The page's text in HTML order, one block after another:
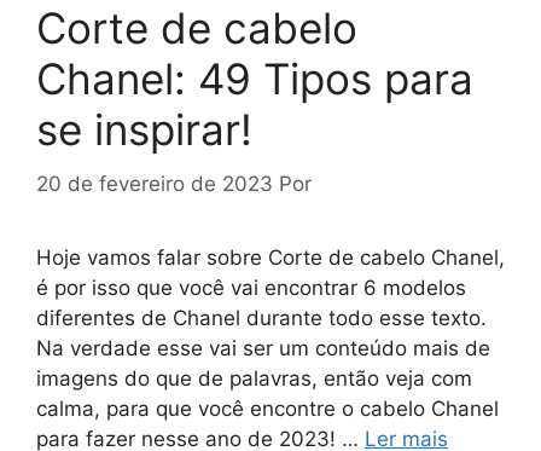
Corte de cabelo
Chanel: 49 Tipos para
se inspirar!
20 de fevereiro de 2023 Por
Hoje vamos falar sobre Corte de cabelo Chanel,
é por isso que você vai encontrar 6 modelos
diferentes de Chanel durante todo esse texto.
Na verdade esse vai ser um conteúdo mais de
imagens do que de palavras, então veja com
calma, para que você encontre o cabelo Chanel
para fazer nesse ano de 2023! … Ler mais